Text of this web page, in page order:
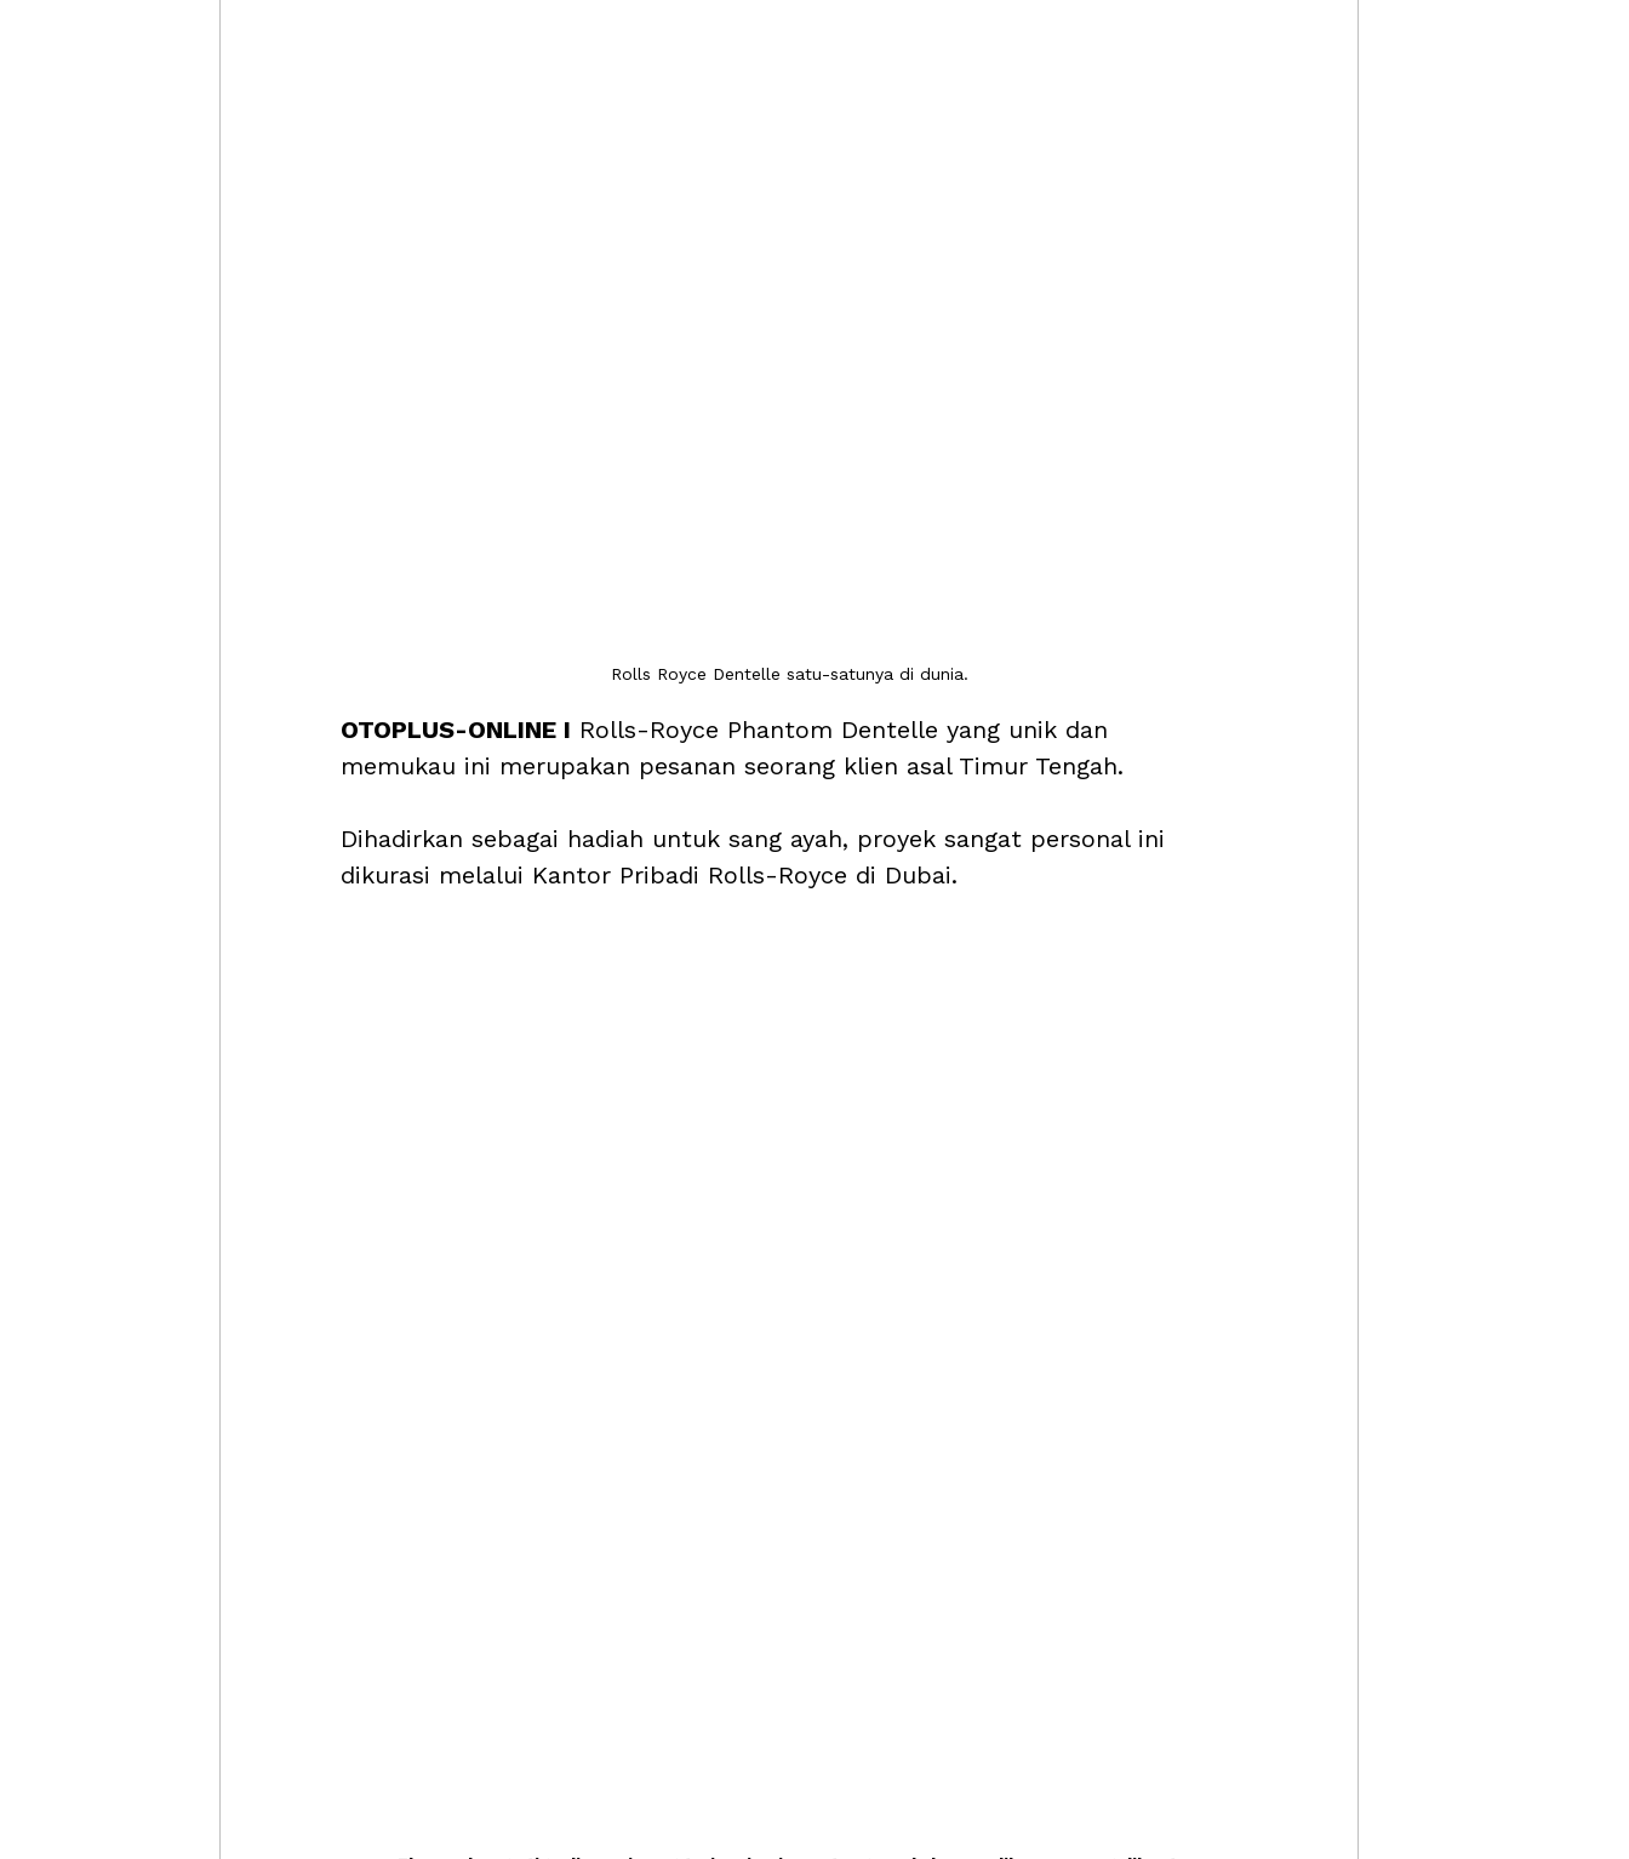
Rolls Royce Dentelle satu-satunya di dunia.
OTOPLUS-ONLINE I Rolls-Royce Phantom Dentelle yang unik dan
memukau ini merupakan pesanan seorang klien asal Timur Tengah.
Dihadirkan sebagai hadiah untuk sang ayah, proyek sangat personal ini
dikurasi melalui Kantor Pribadi Rolls-Royce di Dubai.